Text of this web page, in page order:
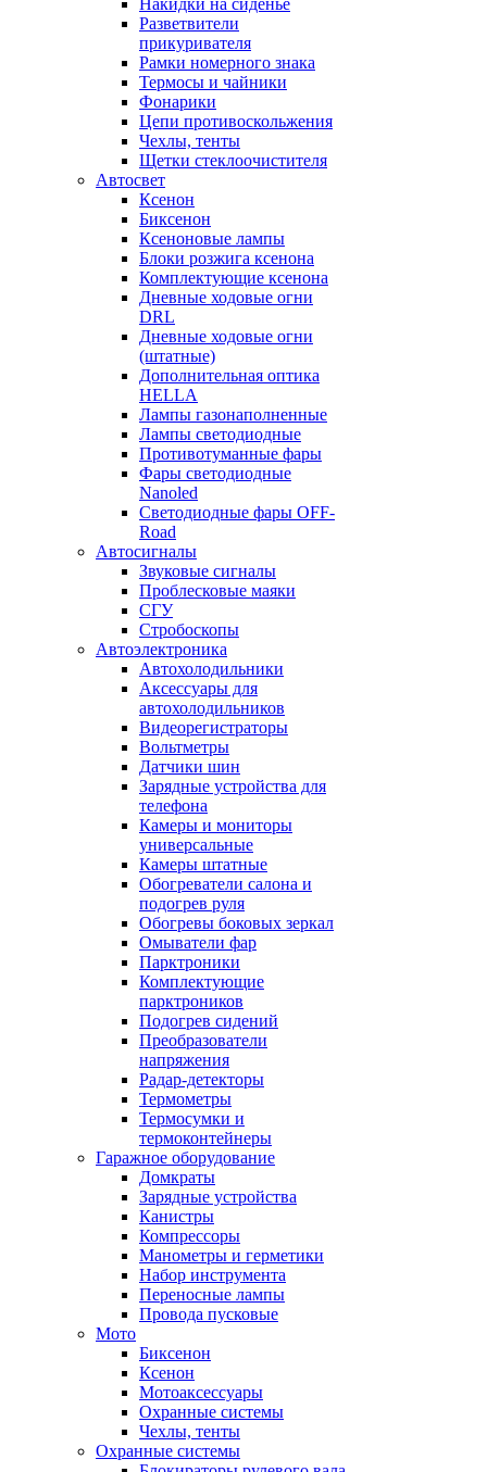
Разветвители
прикуривателя
Рамки номерного знака
Термосы и чайники
Фонарики
Цепи противоскольжения
Чехлы, тенты
Щетки стеклоочистителя
Автосвет
Ксенон
Биксенон
Ксеноновые лампы
Блоки розжига ксенона
Комплектующие ксенона
Дневные ходовые огни
DRL
Дневные ходовые огни
(штатные)
Дополнительная оптика
HELLA
Лампы газонаполненные
Лампы светодиодные
Противотуманные фары
Фары светодиодные
Nanoled
Светодиодные фары OFF-
Road
Автосигналы
Звуковые сигналы
Проблесковые маяки
СГУ
Стробоскопы
Автоэлектроника
Автохолодильники
Аксессуары для
автохолодильников
Видеорегистраторы
Вольтметры
Датчики шин
Зарядные устройства для
телефона
Камеры и мониторы
универсальные
Камеры штатные
Обогреватели салона и
подогрев руля
Обогревы боковых зеркал
Омыватели фар
Парктроники
Комплектующие
парктроников
Подогрев сидений
Преобразователи
напряжения
Радар-детекторы
Термометры
Термосумки и
термоконтейнеры
Гаражное оборудование
Домкраты
Зарядные устройства
Канистры
Компрессоры
Манометры и герметики
Набор инструмента
Переносные лампы
Провода пусковые
Мото
Биксенон
Ксенон
Мотоаксессуары
Охранные системы
Чехлы, тенты
Охранные системы